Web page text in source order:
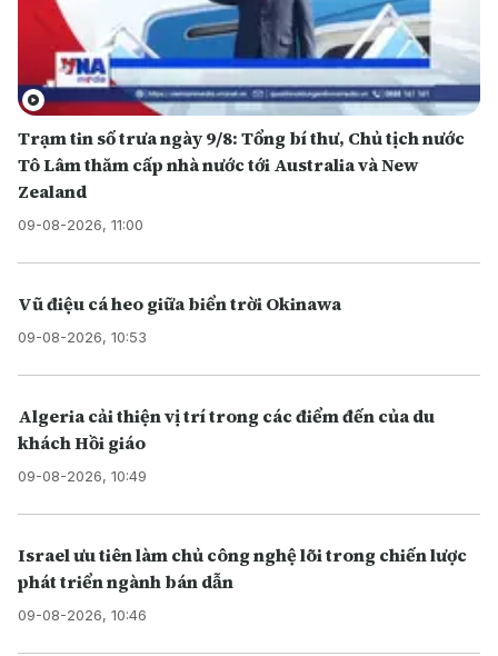
Trạm tin số trưa ngày 9/8: Tổng bí thư, Chủ tịch nước
Tô Lâm thăm cấp nhà nước tới Australia và New
Zealand
09-08-2026, 11:00
Vũ điệu cá heo giữa biển trời Okinawa
09-08-2026, 10:53
Algeria cải thiện vị trí trong các điểm đến của du
khách Hồi giáo
09-08-2026, 10:49
Israel ưu tiên làm chủ công nghệ lõi trong chiến lược
phát triển ngành bán dẫn
09-08-2026, 10:46